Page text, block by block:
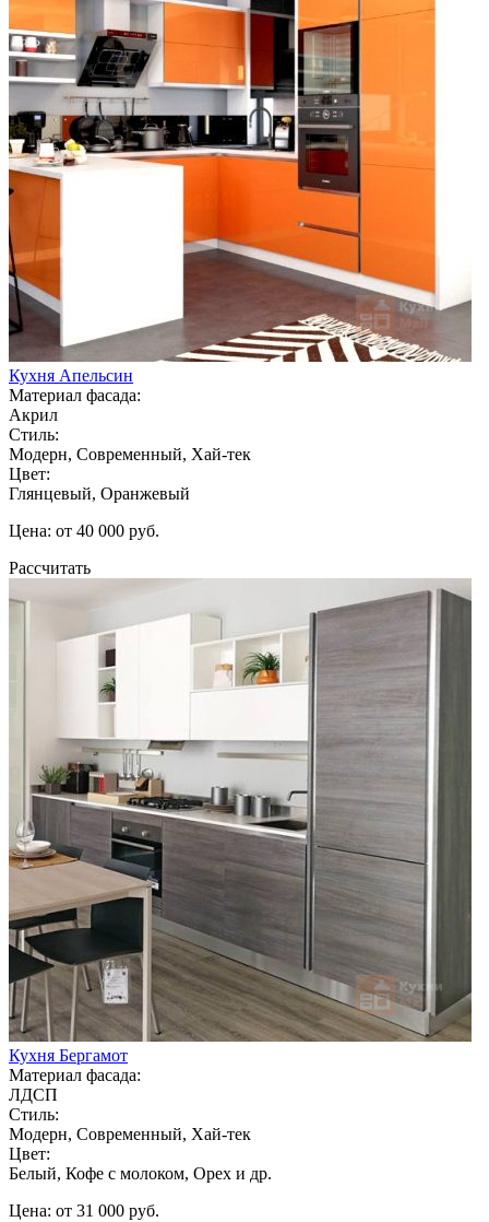
Кухня Апельсин
Материал фасада:
Акрил
Стиль:
Модерн, Современный, Хай-тек
Цвет:
Глянцевый, Оранжевый
Цена: от 40 000 руб.
Рассчитать
Кухня Бергамот
Материал фасада:
ЛДСП
Стиль:
Модерн, Современный, Хай-тек
Цвет:
Белый, Кофе с молоком, Орех и др.
Цена: от 31 000 руб.